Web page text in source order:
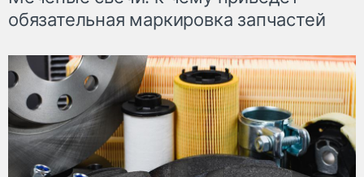
обязательная маркировка запчастей